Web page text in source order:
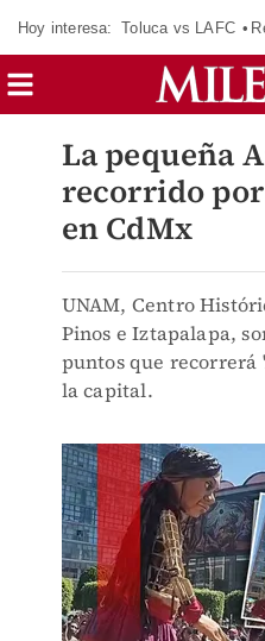
Hoy interesa: Toluca vs LAFC
La pequeña
recorrido por
en CdMx
UNAM, Centro
Pinos e Iztapalapa,
puntos que recorrerá
la capital.